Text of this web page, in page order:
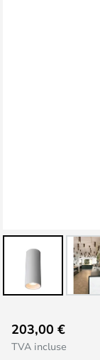
to
the
203,00 €
TVA incluse